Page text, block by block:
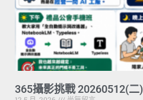
365攝影挑戰 20260512(